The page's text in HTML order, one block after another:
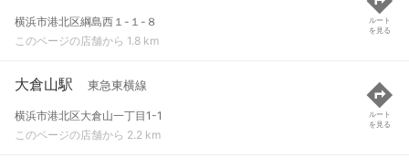
横浜市港北区綱島西１-１-８
このページの店舗から 1.8 km
ルート
を見る
大倉山駅 東急東横線
横浜市港北区大倉山一丁目1-1
このページの店舗から 2.2 km
ルート
を見る